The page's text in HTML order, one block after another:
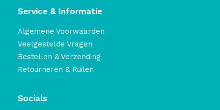
Service & Informatie
Algemene Voorwaarden
Veelgestelde Vragen
Bestellen & Verzending
Retourneren & Ruilen
Socials